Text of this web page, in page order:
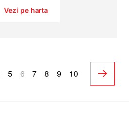
Vezi pe harta
5 6 7 8 9 10